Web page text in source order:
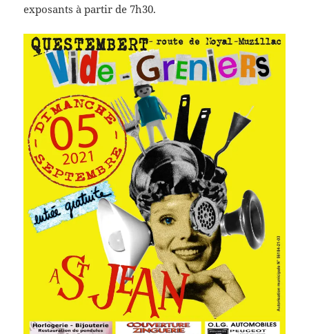
exposants à partir de 7h30.